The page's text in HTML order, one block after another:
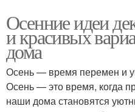
Осенние идеи
и красивых
дома
Осень — время перемен и
Осень — это время, когда
наши дома становятся